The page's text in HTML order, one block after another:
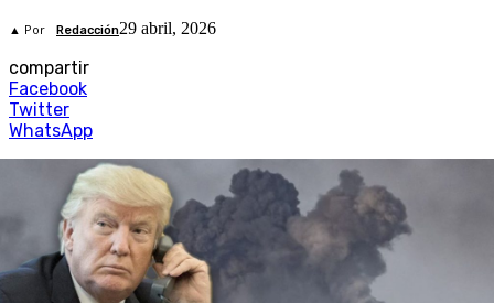
▲ Por Redacción29 abril, 2026
compartir
Facebook
Twitter
WhatsApp